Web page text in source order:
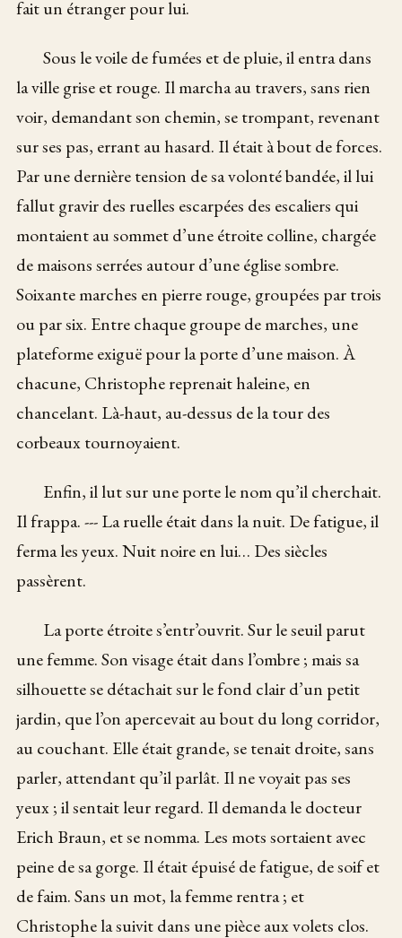
fait un étranger pour lui.
Sous le voile de fumées et de pluie, il entra dans
la ville grise et rouge. Il marcha au travers, sans rien
voir, demandant son chemin, se trompant, revenant
sur ses pas, errant au hasard. Il était à bout de forces.
Par une dernière tension de sa volonté bandée, il lui
fallut gravir des ruelles escarpées des escaliers qui
montaient au sommet d’une étroite colline, chargée
de maisons serrées autour d’une église sombre.
Soixante marches en pierre rouge, groupées par trois
ou par six. Entre chaque groupe de marches, une
plateforme exiguë pour la porte d’une maison. À
chacune, Christophe reprenait haleine, en
chancelant. Là-haut, au-dessus de la tour des
corbeaux tournoyaient.
Enfin, il lut sur une porte le nom qu’il cherchait.
Il frappa. --- La ruelle était dans la nuit. De fatigue, il
ferma les yeux. Nuit noire en lui… Des siècles
passèrent.
La porte étroite s’entr’ouvrit. Sur le seuil parut
une femme. Son visage était dans l’ombre ; mais sa
silhouette se détachait sur le fond clair d’un petit
jardin, que l’on apercevait au bout du long corridor,
au couchant. Elle était grande, se tenait droite, sans
parler, attendant qu’il parlât. Il ne voyait pas ses
yeux ; il sentait leur regard. Il demanda le docteur
Erich Braun, et se nomma. Les mots sortaient avec
peine de sa gorge. Il était épuisé de fatigue, de soif et
de faim. Sans un mot, la femme rentra ; et
Christophe la suivit dans une pièce aux volets clos.